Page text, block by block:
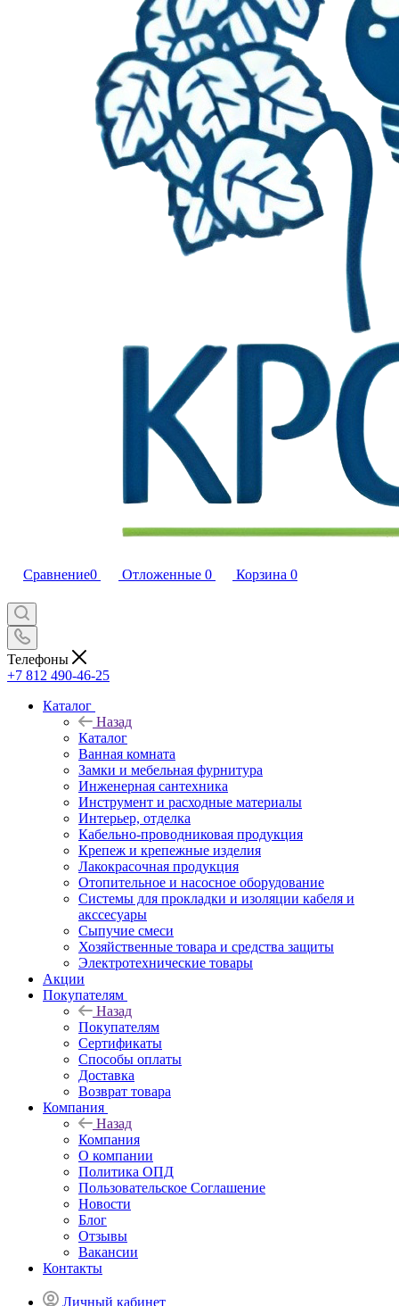
Сравнение0 Отложенные 0 Корзина 0
Телефоны
+7 812 490-46-25
Каталог
Назад
Каталог
Ванная комната
Замки и мебельная фурнитура
Инженерная сантехника
Инструмент и расходные материалы
Интерьер, отделка
Кабельно-проводниковая продукция
Крепеж и крепежные изделия
Лакокрасочная продукция
Отопительное и насосное оборудование
Системы для прокладки и изоляции кабеля и
акссесуары
Сыпучие смеси
Хозяйственные товара и средства защиты
Электротехнические товары
Акции
Покупателям
Назад
Покупателям
Сертификаты
Способы оплаты
Доставка
Возврат товара
Компания
Назад
Компания
О компании
Политика ОПД
Пользовательское Соглашение
Новости
Блог
Отзывы
Вакансии
Контакты
Личный кабинет